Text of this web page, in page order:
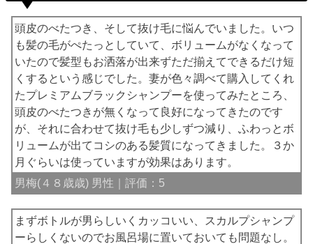
頭皮のべたつき、そして抜け毛に悩んでいました。いつ
も髪の毛がぺたっとしていて、ボリュームがなくなって
いたので髪型もお洒落が出来ずただ揃えてできるだけ短
くするという感じでした。妻が色々調べて購入してくれ
たプレミアムブラックシャンプーを使ってみたところ、
頭皮のべたつきが無くなって良好になってきたのです
が、それに合わせて抜け毛も少しずつ減り、ふわっとボ
リュームが出てコシのある髪質になってきました。３か
月ぐらいは使っていますが効果はあります。
男梅(４８歳歳) 男性｜評価：5
まずボトルが男らしいくカッコいい、スカルプシャンプ
ーらしくないのでお風呂場に置いておいても問題なし。